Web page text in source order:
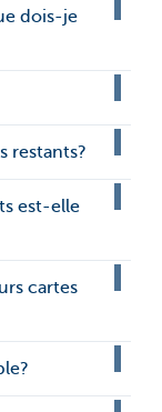
dois-je
restants?
est-elle
cartes